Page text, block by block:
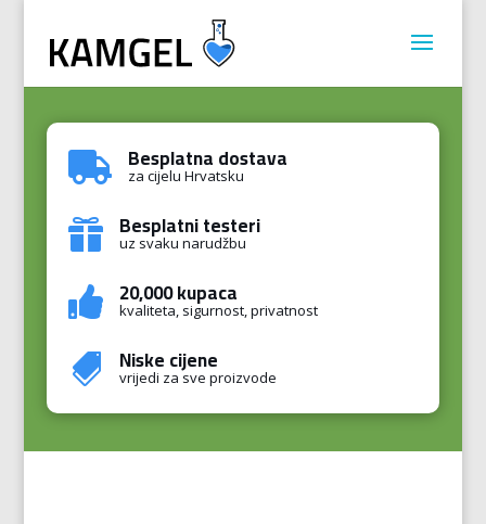
 Besplatna dostava
za cijelu Hrvatsku
 Besplatni testeri
uz svaku narudžbu
 20,000 kupaca
kvaliteta, sigurnost, privatnost
 Niske cijene
vrijedi za sve proizvode